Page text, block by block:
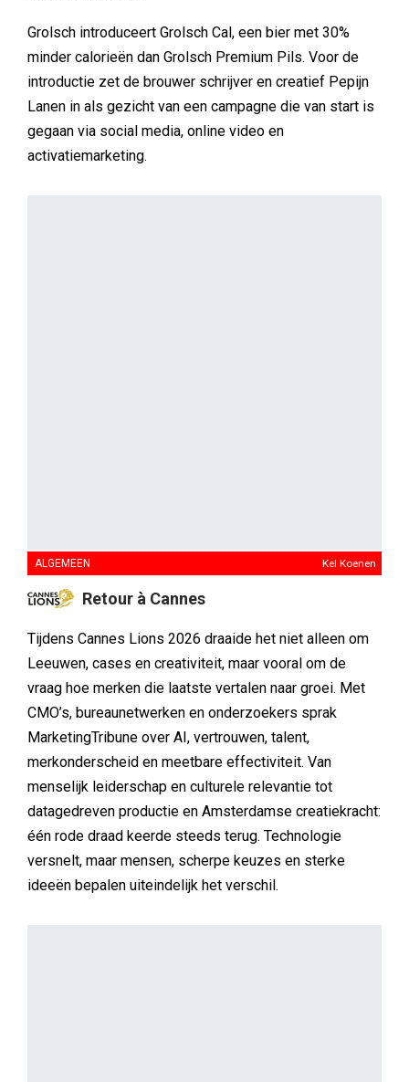
Grolsch introduceert Grolsch Cal, een bier met 30%
minder calorieën dan Grolsch Premium Pils. Voor de
introductie zet de brouwer schrijver en creatief Pepijn
Lanen in als gezicht van een campagne die van start is
gegaan via social media, online video en
activatiemarketing.
ALGEMEEN Kel Koenen
Retour à Cannes
Tijdens Cannes Lions 2026 draaide het niet alleen om
Leeuwen, cases en creativiteit, maar vooral om de
vraag hoe merken die laatste vertalen naar groei. Met
CMO’s, bureaunetwerken en onderzoekers sprak
MarketingTribune over AI, vertrouwen, talent,
merkonderscheid en meetbare effectiviteit. Van
menselijk leiderschap en culturele relevantie tot
datagedreven productie en Amsterdamse creatiekracht:
één rode draad keerde steeds terug. Technologie
versnelt, maar mensen, scherpe keuzes en sterke
ideeën bepalen uiteindelijk het verschil.